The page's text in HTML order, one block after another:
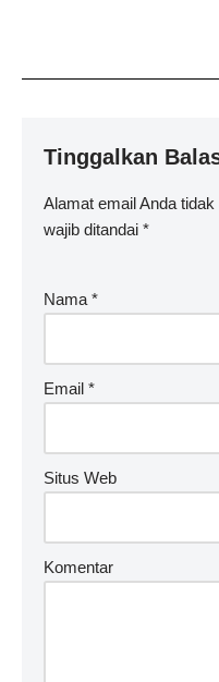
Tinggalkan
Alamat email Anda
wajib ditandai *
Nama*
Email *
Situs Web
Komentar